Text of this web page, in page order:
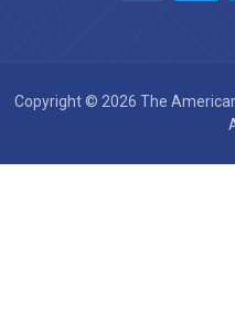
Copyright © 2026 The